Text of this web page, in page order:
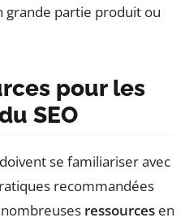
grande partie produit ou
pour les
SEO
se familiariser avec
recommandées
ressources en